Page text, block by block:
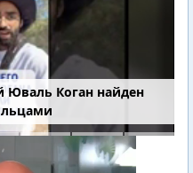
Юваль Коган найден